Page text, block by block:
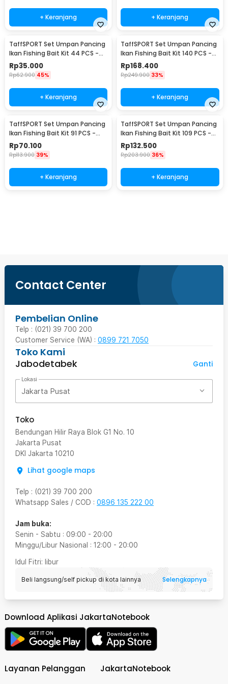
+ Keranjang + Keranjang
TaffSPORT Set Umpan Pancing
Ikan Fishing Bait Kit 44 PCS -
DWS250-D
Rp35.000
Rp62.900 45%
+ Keranjang
TaffSPORT Set Umpan Pancing
Ikan Fishing Bait Kit 140 PCS -
DWS250-E
Rp168.400
Rp249.900 33%
+ Keranjang
TaffSPORT Set Umpan Pancing
Ikan Fishing Bait Kit 91 PCS -
DWS250-F
Rp70.100
Rp113.900 39%
+ Keranjang
TaffSPORT Set Umpan Pancing
Ikan Fishing Bait Kit 109 PCS -
DWS250-G
Rp132.500
Rp203.900 36%
+ Keranjang
Contact Center
Pembelian Online
Telp : (021) 39 700 200
Customer Service (WA) : 0899 721 7050
Toko Kami
Jabodetabek
Ganti
Lokasi
Jakarta Pusat
Toko
Bendungan Hilir Raya Blok G1 No. 10
Jakarta Pusat
DKI Jakarta 10210
Lihat google maps
Telp : (021) 39 700 200
Whatsapp Sales / COD : 0896 135 222 00
Jam buka:
Senin - Sabtu : 09:00 - 20:00
Minggu/Libur Nasional : 12:00 - 20:00
Idul Fitri: libur
Beli langsung/self pickup di kota lainnya Selengkapnya
Download Aplikasi JakartaNotebook
Layanan Pelanggan JakartaNotebook